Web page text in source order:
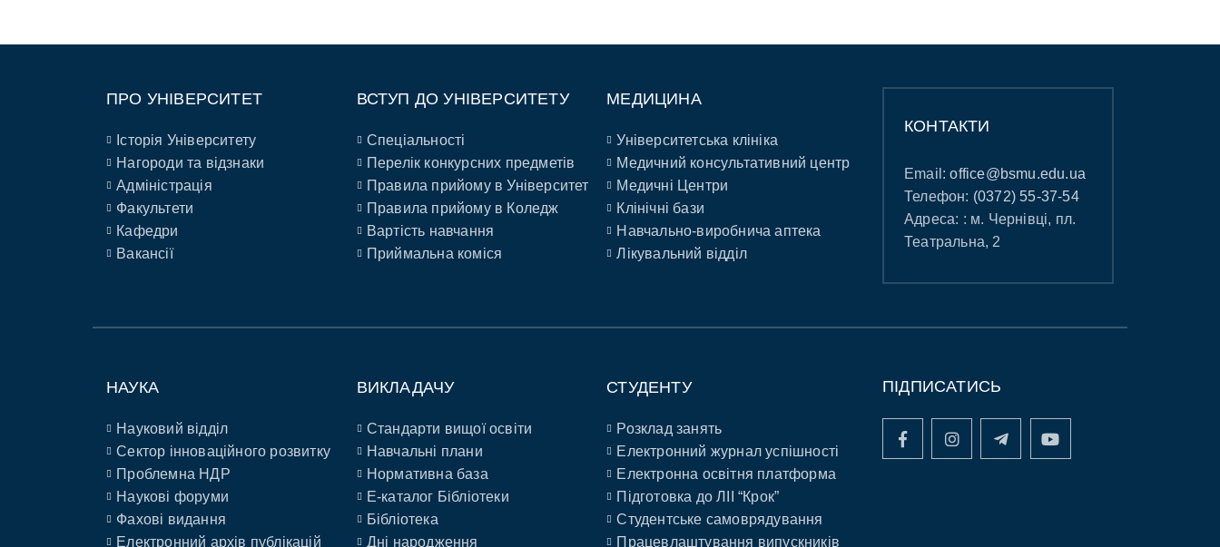
ПРО УНІВЕРСИТЕТ
Історія Університету
Нагороди та відзнаки
Адміністрація
Факультети
Кафедри
Вакансії
ВСТУП ДО УНІВЕРСИТЕТУ
Спеціальності
Перелік конкурсних предметів
Правила прийому в Університет
Правила прийому в Коледж
Вартість навчання
Приймальна коміся
МЕДИЦИНА
Університетська клініка
Медичний консультативний центр
Медичні Центри
Клінічні бази
Навчально-виробнича аптека
Лікувальний відділ
КОНТАКТИ
Email:office@bsmu.edu.ua
Телефон: (0372) 55-37-54
Адреса: : м. Чернівці, пл.
Театральна, 2
НАУКА
Науковий відділ
Сектор інноваційного розвитку
Проблемна НДР
Наукові форуми
Фахові видання
Електронний архів публікацій
ВИКЛАДАЧУ
Стандарти вищої освіти
Навчальні плани
Нормативна база
E-каталог Бібліотеки
Бібліотека
Дні народження
СТУДЕНТУ
Розклад занять
Електронний журнал успішності
Електронна освітня платформа
Підготовка до ЛІІ “Крок”
Студентське самоврядування
Працевлаштування випускників
ПІДПИСАТИСЬ